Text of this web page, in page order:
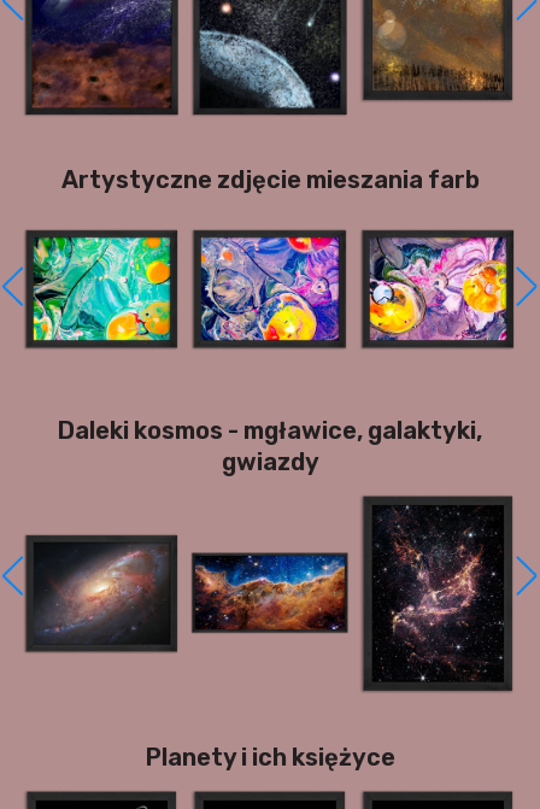
Artystyczne zdjęcie mieszania farb
Daleki kosmos - mgławice, galaktyki,
gwiazdy
Planety i ich księżyce